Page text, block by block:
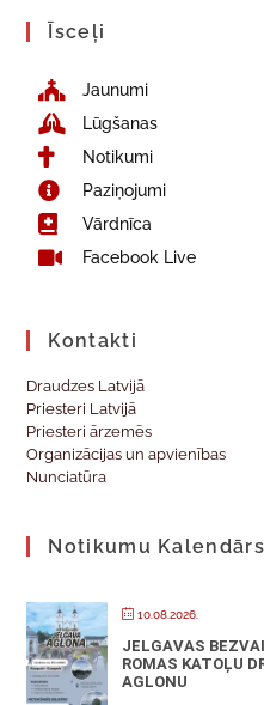
Īsceļi
Jaunumi
Lūgšanas
Notikumi
Paziņojumi
Vārdnīca
Facebook Live
Kontakti
Draudzes Latvijā
Priesteri Latvijā
Priesteri ārzemēs
Organizācijas un apvienības
Nunciatūra
Notikumu Kalendārs
10.08.2026.
JELGAVAS
ROMAS KATOĻU
AGLONU